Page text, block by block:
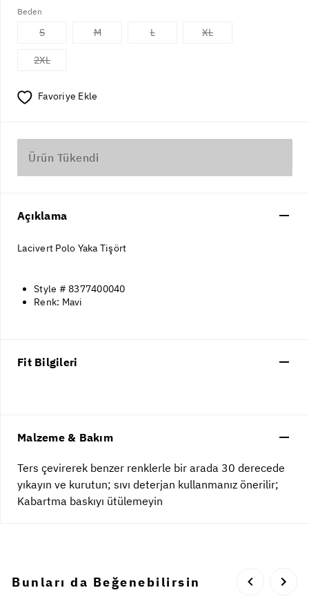
Beden
S M L XL
2XL
Favoriye Ekle
Ürün Tükendi
Açıklama
Lacivert Polo Yaka Tişört
Style # 8377400040
Renk: Mavi
Fit Bilgileri
Malzeme & Bakım
Ters çevirerek benzer renklerle bir arada 30 derecede
yıkayın ve kurutun; sıvı deterjan kullanmanız önerilir;
Kabartma baskıyı ütülemeyin
Bunları da Beğenebilirsin